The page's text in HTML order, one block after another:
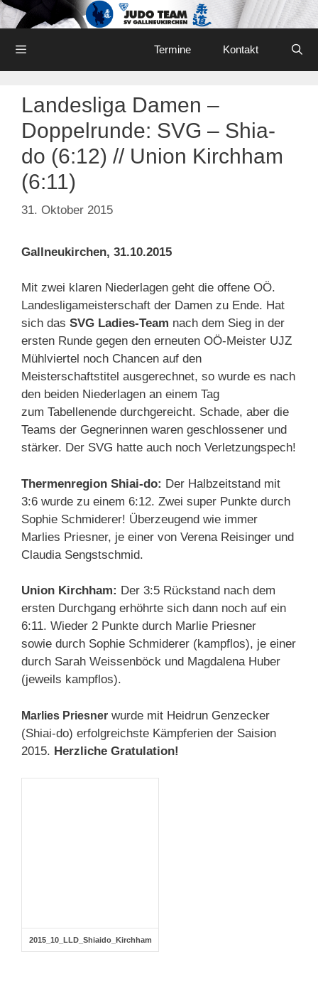
Skip
to
content
Termine Kontakt
Landesliga Damen –
Doppelrunde: SVG – Shia-
do (6:12) // Union Kirchham
(6:11)
31. Oktober 2015
Gallneukirchen, 31.10.2015
Mit zwei klaren Niederlagen geht die offene OÖ.
Landesligameisterschaft der Damen zu Ende. Hat
sich das SVG Ladies-Team nach dem Sieg in der
ersten Runde gegen den erneuten OÖ-Meister UJZ
Mühlviertel noch Chancen auf den
Meisterschaftstitel ausgerechnet, so wurde es nach
den beiden Niederlagen an einem Tag
zum Tabellenende durchgereicht. Schade, aber die
Teams der Gegnerinnen waren geschlossener und
stärker. Der SVG hatte auch noch Verletzungspech!
Thermenregion Shiai-do: Der Halbzeitstand mit
3:6 wurde zu einem 6:12. Zwei super Punkte durch
Sophie Schmiderer! Überzeugend wie immer
Marlies Priesner, je einer von Verena Reisinger und
Claudia Sengstschmid.
Union Kirchham: Der 3:5 Rückstand nach dem
ersten Durchgang erhöhrte sich dann noch auf ein
6:11. Wieder 2 Punkte durch Marlie Priesner
sowie durch Sophie Schmiderer (kampflos), je einer
durch Sarah Weissenböck und Magdalena Huber
(jeweils kampflos).
Marlies Priesner wurde mit Heidrun Genzecker
(Shiai-do) erfolgreichste Kämpferien der Saision
2015. Herzliche Gratulation!
2015_10_LLD_Shiaido_Kirchham